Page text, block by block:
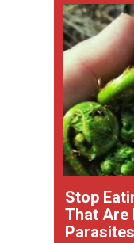
Stop
That Are
Parasites